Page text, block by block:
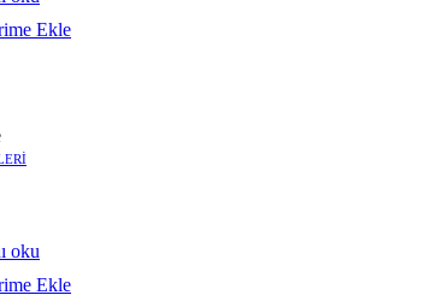
Ekle
oku
Ekle